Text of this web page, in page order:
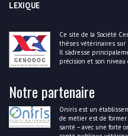
LEXIQUE
Ce site de la Société
thèses vétérinaires sur
Il s’adresse
précision et son niveau
Notre partenaire
Oniris est un
de métier est de former
santé – avec une forte